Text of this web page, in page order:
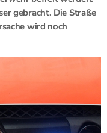
gebracht. Die Straße
wird noch